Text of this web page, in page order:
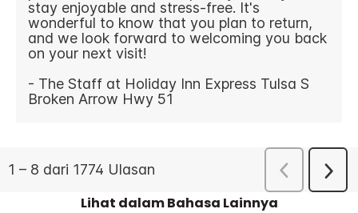
Lihat dalam Bahasa Lainnya